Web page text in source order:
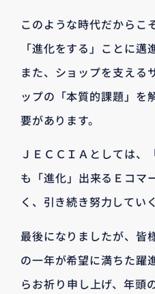
このような時代だからこ
「進化をする」ことに邁
また、ショップを支える
ップの「本質的課題」を
要があります。
ＪＥＣＣＩＡとしては、
も「進化」出来るＥコマ
く、引き続き努力してい
最後になりましたが、皆
の一年が希望に満ちた躍
らお祈り申し上げ、年頭